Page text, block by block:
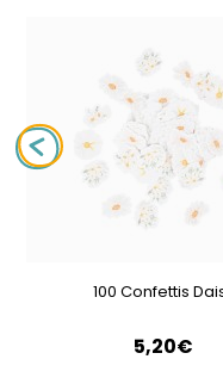
100 Confettis
5,20€